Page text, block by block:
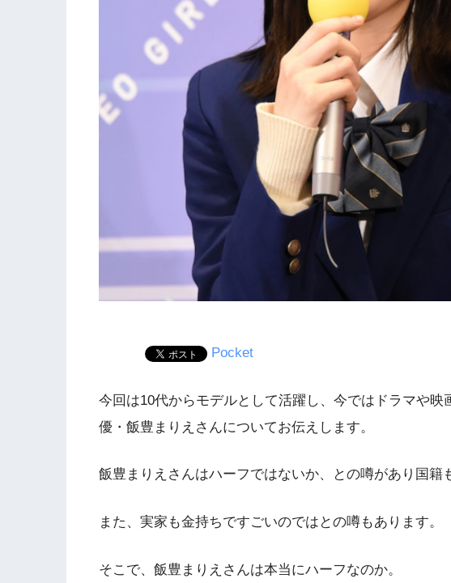
Pocket
今回は10代からモデルとして活躍し、今ではドラマや
優・飯豊まりえさんについてお伝えします。
飯豊まりえさんはハーフではないか、との噂があり国籍
また、実家も金持ちですごいのではとの噂もあります。
そこで、飯豊まりえさんは本当にハーフなのか。